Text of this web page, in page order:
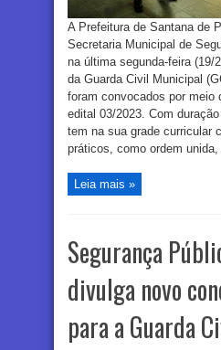
A Prefeitura de Santana de
Secretaria Municipal de
na última segunda-feira (19/
da Guarda Civil Municipal
foram convocados por meio
edital 03/2023. Com
tem na sua grade curricular
práticos, como ordem unida,
Leia mais »
Segurança
divulga novo
para a Guarda